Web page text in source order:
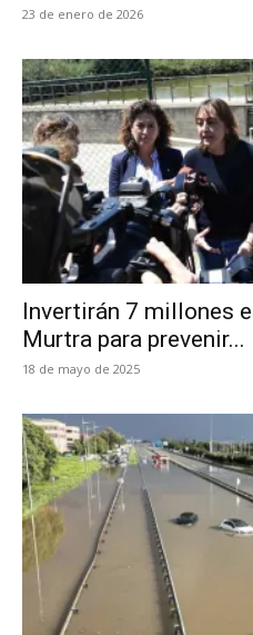
23 de enero de 2026
Invertirán 7 millones
Murtra para prevenir...
18 de mayo de 2025